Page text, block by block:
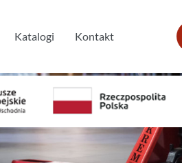
Katalogi Kontakt